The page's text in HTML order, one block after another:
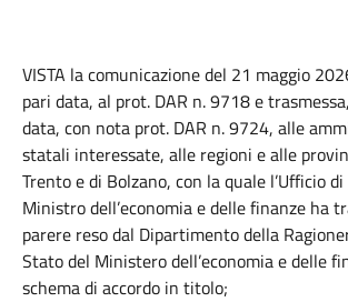
VISTA la comunicazione del 21 maggio
pari data, al prot. DAR n. 9718 e
data, con nota prot. DAR n. 9724, alle
statali interessate, alle regioni e alle
Trento e di Bolzano, con la quale l’Ufficio
Ministro dell’economia e delle finanze ha
parere reso dal Dipartimento della
Stato del Ministero dell’economia e delle
schema di accordo in titolo;